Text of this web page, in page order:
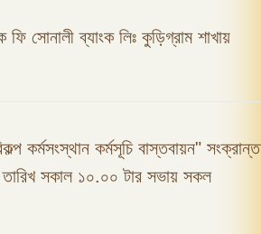
ফি সোনালী ব্যাংক লিঃ কুড়িগ্রাম শাখায়
কর্মসংস্থান কর্মসূচি বাস্তবায়ন" সংক্রান্ত
সকাল ১০.০০ টার সভায় সকল